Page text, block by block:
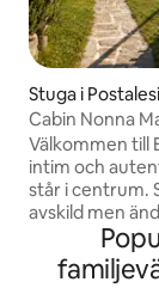
Stuga i
Cabin Nonna
naturreservat
Välkommen till
intim och
står i centrum.
avskild men
sällsynt
avskildhet
komforten. Runt omkring finns inget